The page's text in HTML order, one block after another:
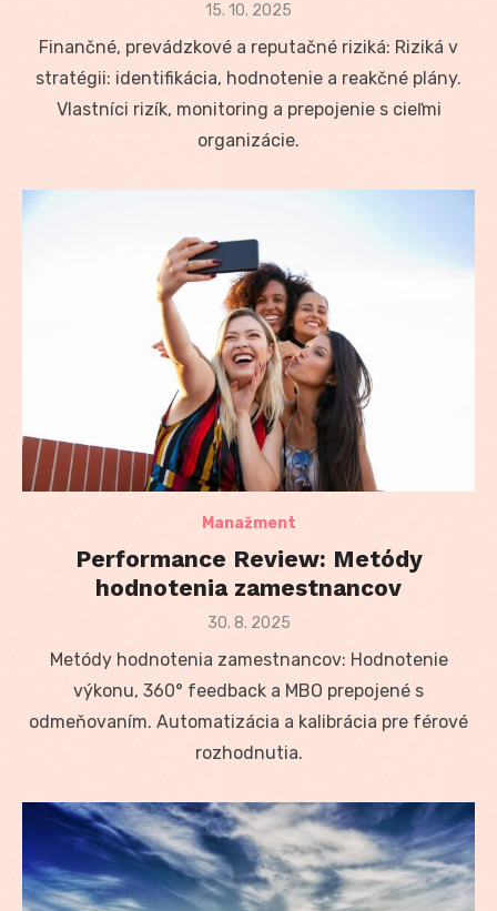
Posted
15. 10. 2025
Finančné, prevádzkové a reputačné riziká: Riziká v
stratégii: identifikácia, hodnotenie a reakčné plány.
Vlastníci rizík, monitoring a prepojenie s cieľmi
organizácie.
Manažment
Performance Review: Metódy
hodnotenia zamestnancov
Posted
30. 8. 2025
Metódy hodnotenia zamestnancov: Hodnotenie
výkonu, 360° feedback a MBO prepojené s
odmeňovaním. Automatizácia a kalibrácia pre férové
rozhodnutia.